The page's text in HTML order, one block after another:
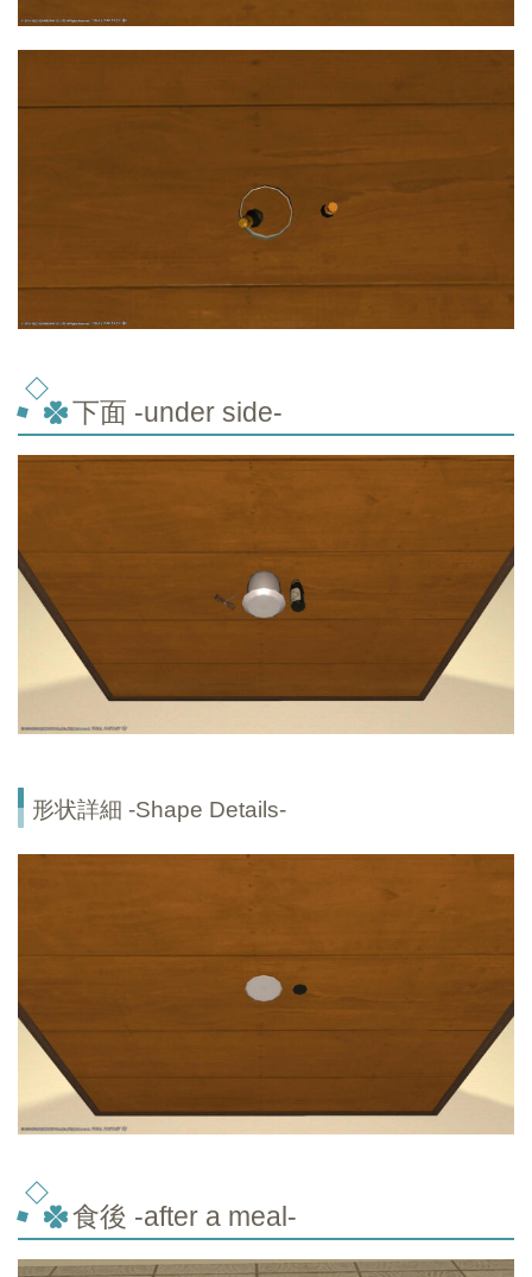
下面 -under side-
形状詳細 -Shape Details-
食後 -after a meal-